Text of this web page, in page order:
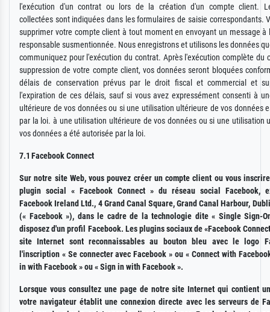
l'exécution d'un contrat ou lors de la création d'un compte client.
collectées sont indiquées dans les formulaires de saisie correspondants.
supprimer votre compte client à tout moment en envoyant un message à
responsable susmentionnée. Nous enregistrons et utilisons les données
communiquez pour l'exécution du contrat. Après l'exécution complète du
suppression de votre compte client, vos données seront bloquées
délais de conservation prévus par le droit fiscal et commercial et
l'expiration de ces délais, sauf si vous avez expressément consenti à
ultérieure de vos données ou si une utilisation ultérieure de vos données
par la loi. à une utilisation ultérieure de vos données ou si une utilisation
vos données a été autorisée par la loi.
7.1 Facebook Connect
Sur notre site Web, vous pouvez créer un compte client ou vous
plugin social « Facebook Connect » du réseau social Facebook,
Facebook Ireland Ltd., 4 Grand Canal Square, Grand Canal Harbour,
(« Facebook »), dans le cadre de la technologie dite « Single Sign-
disposez d'un profil Facebook. Les plugins sociaux de «Facebook
site Internet sont reconnaissables au bouton bleu avec le logo
l'inscription « Se connecter avec Facebook » ou « Connect with
in with Facebook » ou « Sign in with Facebook ».
Lorsque vous consultez une page de notre site Internet qui contient
votre navigateur établit une connexion directe avec les serveurs de